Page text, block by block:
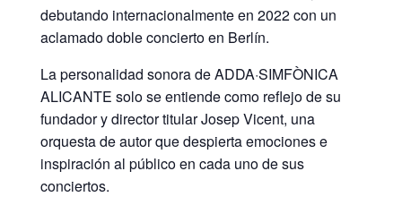
debutando internacionalmente en 2022 con un
aclamado doble concierto en Berlín.
La personalidad sonora de ADDA·SIMFÒNICA
ALICANTE solo se entiende como reflejo de su
fundador y director titular Josep Vicent, una
orquesta de autor que despierta emociones e
inspiración al público en cada uno de sus
conciertos.